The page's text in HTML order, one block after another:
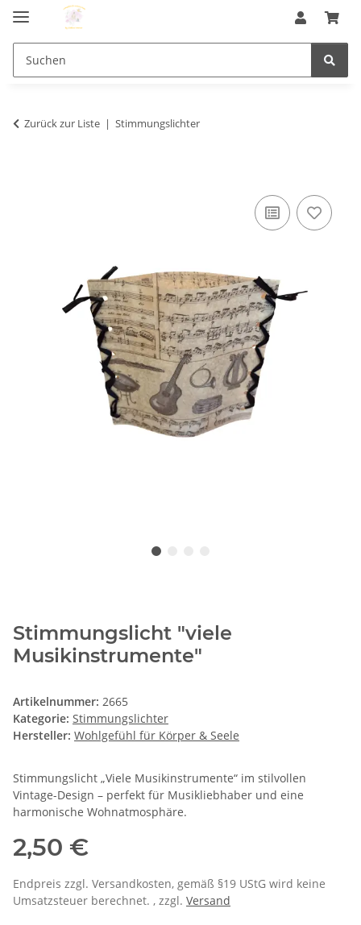
Zurück zur Liste Stimmungslichter
Stimmungslicht "viele
Musikinstrumente"
Artikelnummer: 2665
Kategorie: Stimmungslichter
Hersteller: Wohlgefühl für Körper & Seele
Stimmungslicht „Viele Musikinstrumente“ im stilvollen
Vintage-Design – perfekt für Musikliebhaber und eine
harmonische Wohnatmosphäre.
2,50 €
Endpreis zzgl. Versandkosten, gemäß §19 UStG wird keine
Umsatzsteuer berechnet. , zzgl. Versand